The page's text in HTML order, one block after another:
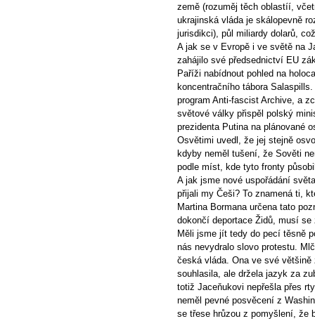
země (rozuměj těch oblastíí,
ukrajinská vláda je skálopevně
jurisdikci), půl miliardy dolarů,
A jak se v Evropě i ve světě na
zahájilo své předsednictví EU
Paříži nabídnout pohled na
koncentračního tábora
program Anti-fascist Archive, a
světové války přispěl polský
prezidenta Putina na plánované
Osvětimi uvedl, že jej stejně
kdyby neměl tušení, že Sověti
podle míst, kde tyto fronty
A jak jsme nové uspořádání
přijali my Češi? To znamená ti,
Martina Bormana určena tato
dokončí deportace Židů, musí
Měli jsme jít tedy do pecí těsně
nás nevydralo slovo protestu.
česká vláda. Ona ve své
souhlasila, ale držela jazyk za
totiž Jaceňukovi nepřešla přes
neměl pevné posvěcení z
se třese hrůzou z pomyšlení, že